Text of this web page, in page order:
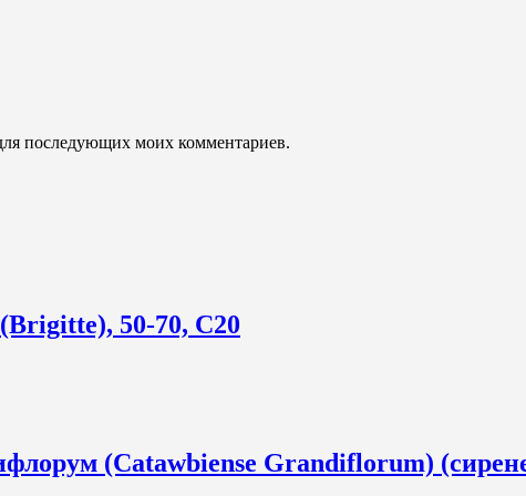
последующих моих комментариев.
50-70, С20
(Catawbiense Grandiflorum)